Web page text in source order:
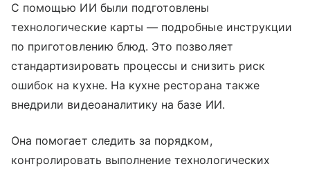
С помощью ИИ были подготовлены
технологические карты — подробные инструкции
по приготовлению блюд. Это позволяет
стандартизировать процессы и снизить риск
ошибок на кухне. На кухне ресторана также
внедрили видеоаналитику на базе ИИ.
Она помогает следить за порядком,
контролировать выполнение технологических